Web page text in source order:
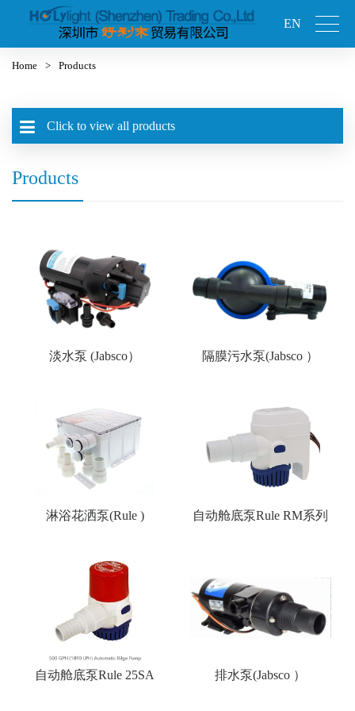
EN
Home > Products
Click to view all products
Products
淡水泵 (Jabsco） 隔膜污水泵(Jabsco ）
淋浴花洒泵(Rule ) 自动舱底泵Rule RM系列
自动舱底泵Rule 25SA 排水泵(Jabsco ）